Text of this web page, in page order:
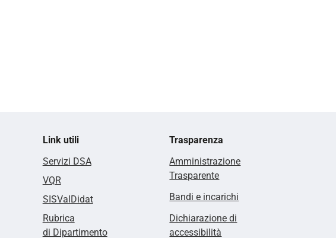
Link utili
Servizi DSA
VQR
SISValDidat
Rubrica
di Dipartimento
Trasparenza
Amministrazione
Trasparente
Bandi e incarichi
Dichiarazione di
accessibilità